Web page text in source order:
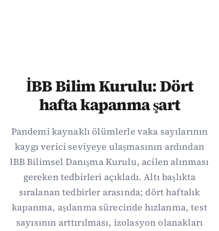
İBB Bilim Kurulu: Dört
hafta kapanma şart
Pandemi kaynaklı ölümlerle vaka sayılarının
kaygı verici seviyeye ulaşmasının ardından
İBB Bilimsel Danışma Kurulu, acilen alınması
gereken tedbirleri açıkladı. Altı başlıkta
sıralanan tedbirler arasında; dört haftalık
kapanma, aşılanma sürecinde hızlanma, test
sayısının arttırılması, izolasyon olanakları